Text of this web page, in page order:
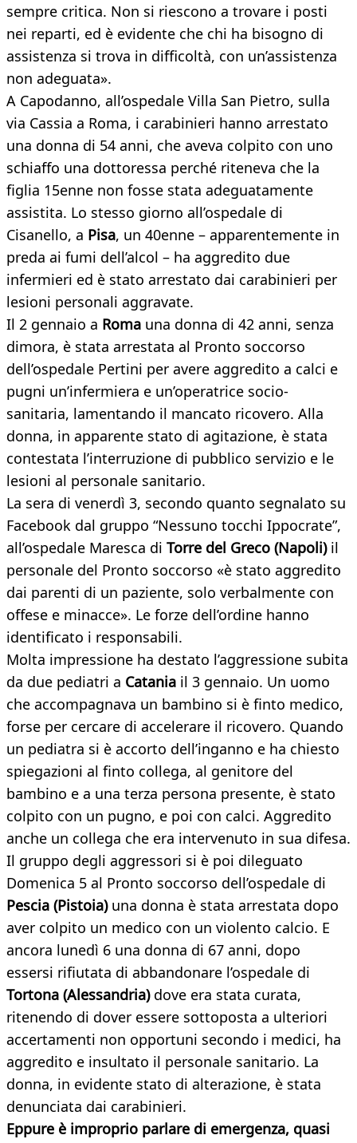
sempre critica. Non si riescono a trovare i posti
nei reparti, ed è evidente che chi ha bisogno di
assistenza si trova in difficoltà, con un’assistenza
non adeguata».
A Capodanno, all’ospedale Villa San Pietro, sulla
via Cassia a Roma, i carabinieri hanno arrestato
una donna di 54 anni, che aveva colpito con uno
schiaffo una dottoressa perché riteneva che la
figlia 15enne non fosse stata adeguatamente
assistita. Lo stesso giorno all’ospedale di
Cisanello, a Pisa, un 40enne – apparentemente in
preda ai fumi dell’alcol – ha aggredito due
infermieri ed è stato arrestato dai carabinieri per
lesioni personali aggravate.
Il 2 gennaio a Roma una donna di 42 anni, senza
dimora, è stata arrestata al Pronto soccorso
dell’ospedale Pertini per avere aggredito a calci e
pugni un’infermiera e un’operatrice socio-
sanitaria, lamentando il mancato ricovero. Alla
donna, in apparente stato di agitazione, è stata
contestata l’interruzione di pubblico servizio e le
lesioni al personale sanitario.
La sera di venerdì 3, secondo quanto segnalato su
Facebook dal gruppo “Nessuno tocchi Ippocrate”,
all’ospedale Maresca di Torre del Greco (Napoli)il
personale del Pronto soccorso «è stato aggredito
dai parenti di un paziente, solo verbalmente con
offese e minacce». Le forze dell’ordine hanno
identificato i responsabili.
Molta impressione ha destato l’aggressione subita
da due pediatri a Catania il 3 gennaio. Un uomo
che accompagnava un bambino si è finto medico,
forse per cercare di accelerare il ricovero. Quando
un pediatra si è accorto dell’inganno e ha chiesto
spiegazioni al finto collega, al genitore del
bambino e a una terza persona presente, è stato
colpito con un pugno, e poi con calci. Aggredito
anche un collega che era intervenuto in sua difesa.
Il gruppo degli aggressori si è poi dileguato
Domenica 5 al Pronto soccorso dell’ospedale di
Pescia (Pistoia)una donna è stata arrestata dopo
aver colpito un medico con un violento calcio. E
ancora lunedì 6 una donna di 67 anni, dopo
essersi rifiutata di abbandonare l’ospedale di
Tortona (Alessandria)dove era stata curata,
ritenendo di dover essere sottoposta a ulteriori
accertamenti non opportuni secondo i medici, ha
aggredito e insultato il personale sanitario. La
donna, in evidente stato di alterazione, è stata
denunciata dai carabinieri.
Eppure è improprio parlare di emergenza, quasi